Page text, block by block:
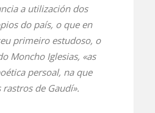
a utilización dos
do país, o que en
primeiro estudoso, o
Moncho Iglesias, «as
persoal, na que
de Gaudí».